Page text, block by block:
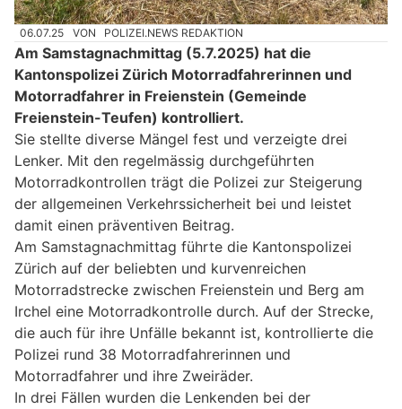
06.07.25 VON POLIZEI.NEWS REDAKTION
Am Samstagnachmittag (5.7.2025) hat die
Kantonspolizei Zürich Motorradfahrerinnen und
Motorradfahrer in Freienstein (Gemeinde
Freienstein-Teufen) kontrolliert.
Sie stellte diverse Mängel fest und verzeigte drei
Lenker. Mit den regelmässig durchgeführten
Motorradkontrollen trägt die Polizei zur Steigerung
der allgemeinen Verkehrssicherheit bei und leistet
damit einen präventiven Beitrag.
Am Samstagnachmittag führte die Kantonspolizei
Zürich auf der beliebten und kurvenreichen
Motorradstrecke zwischen Freienstein und Berg am
Irchel eine Motorradkontrolle durch. Auf der Strecke,
die auch für ihre Unfälle bekannt ist, kontrollierte die
Polizei rund 38 Motorradfahrerinnen und
Motorradfahrer und ihre Zweiräder.
In drei Fällen wurden die Lenkenden bei der